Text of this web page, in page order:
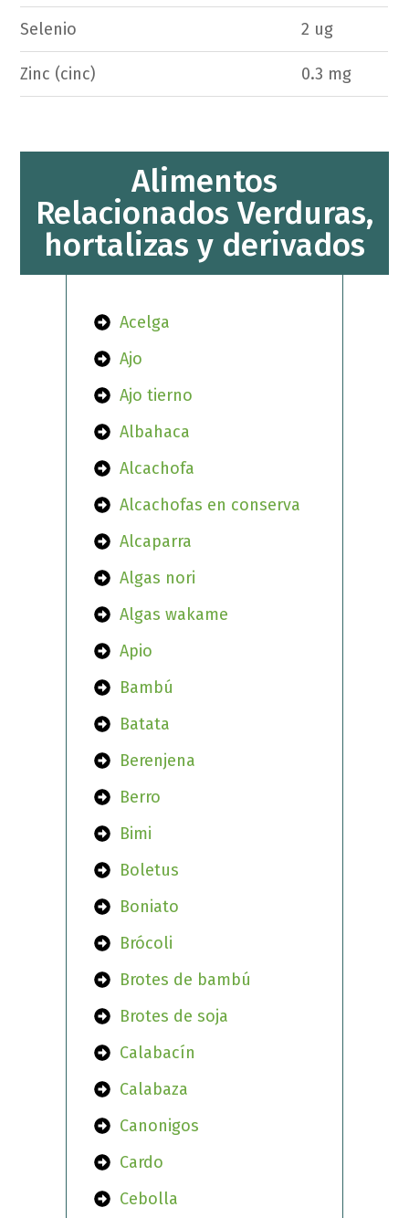
Selenio 2 ug
Zinc (cinc) 0.3 mg
Alimentos
Relacionados Verduras,
hortalizas y derivados
Acelga
Ajo
Ajo tierno
Albahaca
Alcachofa
Alcachofas en conserva
Alcaparra
Algas nori
Algas wakame
Apio
Bambú
Batata
Berenjena
Berro
Bimi
Boletus
Boniato
Brócoli
Brotes de bambú
Brotes de soja
Calabacín
Calabaza
Canonigos
Cardo
Cebolla